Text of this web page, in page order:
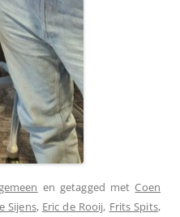
en getagged metCoen
Sijens, Eric de Rooij, Frits Spits,